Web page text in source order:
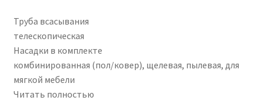
Труба всасывания
телескопическая
Насадки в комплекте
комбинированная (пол/ковер), щелевая, пылевая, для
мягкой мебели
Читать полностью